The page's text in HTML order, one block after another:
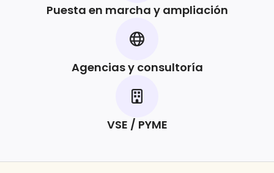
Puesta en marcha y ampliación
Agencias y consultoría
VSE / PYME